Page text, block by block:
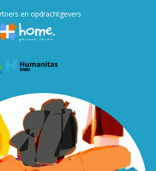
en opdrachtgevers